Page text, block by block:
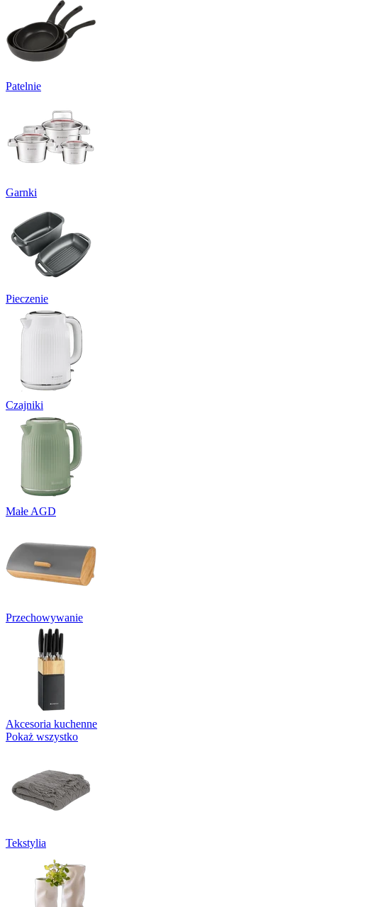
Patelnie
Garnki
Pieczenie
Czajniki
Małe AGD
Przechowywanie
Akcesoria kuchenne
Pokaż wszystko
Tekstylia